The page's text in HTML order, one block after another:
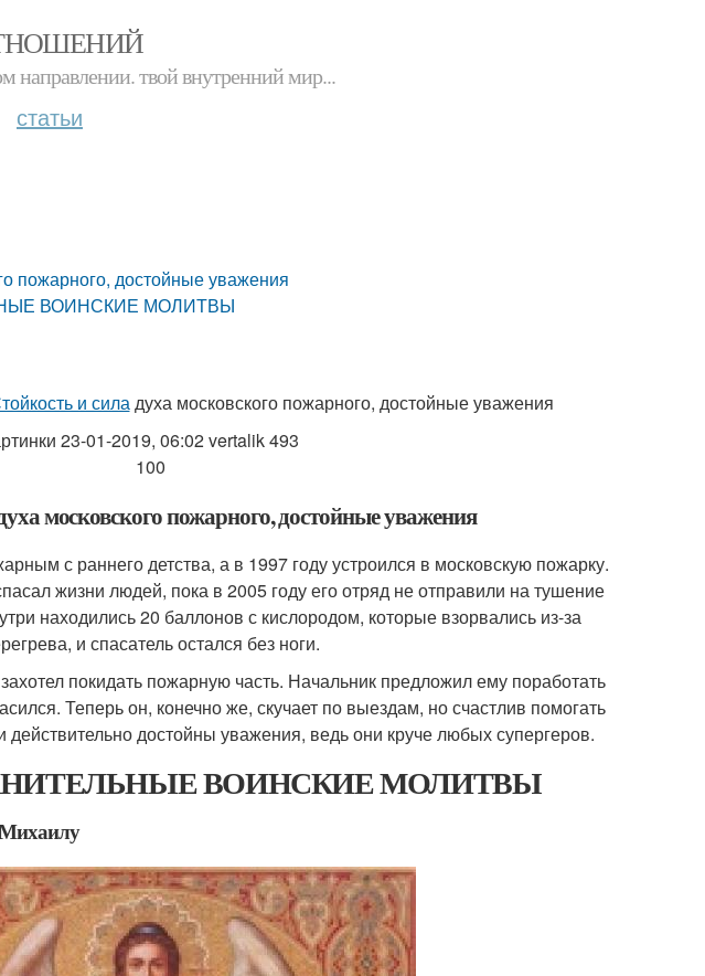
направлении. твой внутренний мир...
статьи
пожарного, достойные уважения
ВОИНСКИЕ МОЛИТВЫ
и силадуха московского пожарного, достойные уважения
23-01-2019, 06:02 vertalik 493
100
московского пожарного, достойные уважения
с раннего детства, а в 1997 году устроился в московскую пожарку.
жизни людей, пока в 2005 году его отряд не отправили на тушение
находились 20 баллонов с кислородом, которые взорвались из-за
и спасатель остался без ноги.
покидать пожарную часть. Начальник предложил ему поработать
Теперь он, конечно же, скучает по выездам, но счастлив помогать
достойны уважения, ведь они круче любых супергеров.
ВОИНСКИЕ МОЛИТВЫ